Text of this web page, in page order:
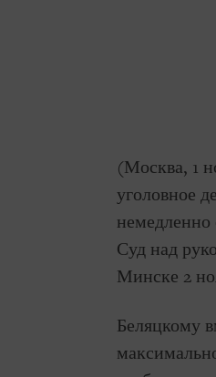
(Москва, 1
уголовное
немедленно
Суд над
Минске 2
Беляцкому